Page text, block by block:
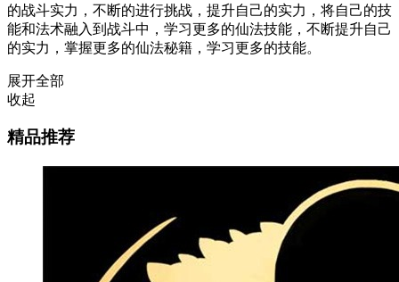
的战斗实力，不断的进行挑战，提升自己的实力，将自己的技
能和法术融入到战斗中，学习更多的仙法技能，不断提升自己
的实力，掌握更多的仙法秘籍，学习更多的技能。
展开全部
收起
精品推荐